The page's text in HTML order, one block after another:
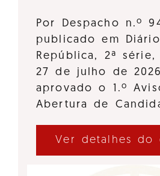
Por Despacho n.º
publicado em
República, 2ª série,
27 de julho de
aprovado o 1.º
Abertura de
Ver detalhes do